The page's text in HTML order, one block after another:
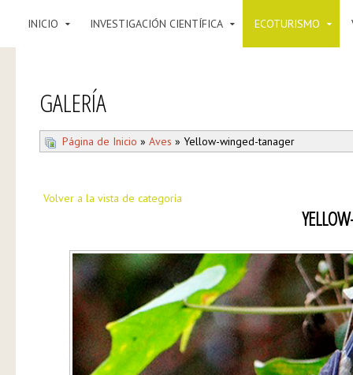
INICIO INVESTIGACIÓN CIENTÍFICA ECOTURISMO
GALERÍA
Página de Inicio » Aves » Yellow-winged-tanager
Volver a la vista de categoría